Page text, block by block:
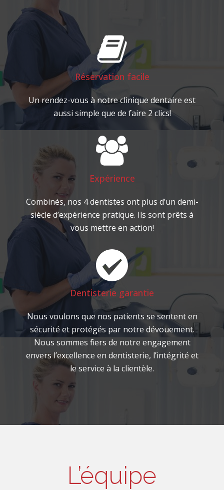
Réservation facile
Un rendez-vous à notre clinique dentaire est
aussi simple que de faire 2 clics!
Expérience
Combinés, nos 4 dentistes ont plus d’un demi-
siècle d’expérience pratique. Ils sont prêts à
vous mettre en action!
Dentisterie garantie
Nous voulons que nos patients se sentent en
sécurité et protégés par notre dévouement.
Nous sommes fiers de notre engagement
envers l’excellence en dentisterie, l’intégrité et
le service à la clientèle.
L’équipe